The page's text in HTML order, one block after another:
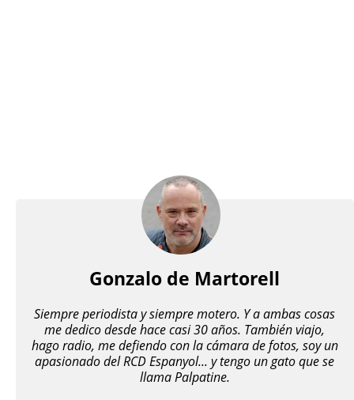
Gonzalo de Martorell
Siempre periodista y siempre motero. Y a ambas cosas
me dedico desde hace casi 30 años. También viajo,
hago radio, me defiendo con la cámara de fotos, soy un
apasionado del RCD Espanyol... y tengo un gato que se
llama Palpatine.